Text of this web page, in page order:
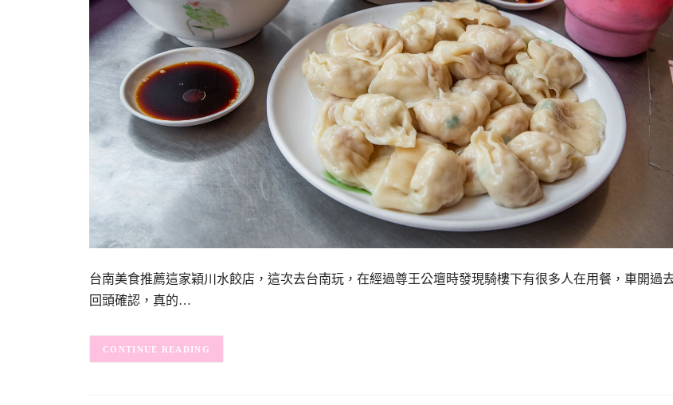
台南美食推薦這家穎川水餃店，這次去台南玩，在經過尊王公壇時發現騎樓下有很多人在用餐，車開過
回頭確認，真的…
CONTINUE READING